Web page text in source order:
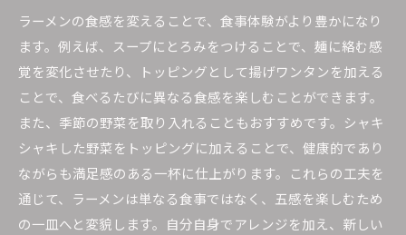
ラーメンの食感を変えることで、食事体験がより豊かになり
ます。例えば、スープにとろみをつけることで、麺に絡む感
覚を変化させたり、トッピングとして揚げワンタンを加える
ことで、食べるたびに異なる食感を楽しむことができます。
また、季節の野菜を取り入れることもおすすめです。シャキ
シャキした野菜をトッピングに加えることで、健康的であり
ながらも満足感のある一杯に仕上がります。これらの工夫を
通じて、ラーメンは単なる食事ではなく、五感を楽しむため
の一皿へと変貌します。自分自身でアレンジを加え、新しい